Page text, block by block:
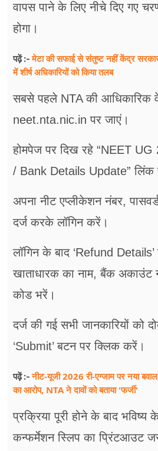
वापस पाने के लिए नीचे दिए गए
होगा।
पढ़ें :-मेटा की सफाई से संतुष्ट नहीं केंद्र
में शीर्ष अधिकारियों को किया तलब
सबसे पहले NTA की आधिकारिक
neet.nta.nic.in पर जाएं।
होमपेज पर दिख रहे “NEET
/ Bank Details Update” लिंक
अपना नीट एप्लीकेशन नंबर,
दर्ज करके लॉगिन करें।
लॉगिन के बाद ‘Refund
खाताधारक का नाम, बैंक
कोड भरें।
दर्ज की गई सभी जानकारियों को
‘Submit’ बटन पर क्लिक करें।
पढ़ें :-नीट-यूजी 2026 री-एग्जाम पर नया
का आरोप, NTA ने दावों को बताया 'फर्जी'
प्रक्रिया पूरी होने के बाद भविष्य
कन्फर्मेशन स्लिप का प्रिंटआउट